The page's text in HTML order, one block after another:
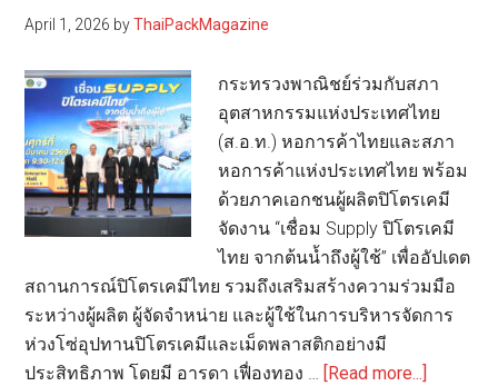
April 1, 2026 byThaiPackMagazine
กระทรวงพาณิชย์ร่วมกับสภา
อุตสาหกรรมแห่งประเทศไทย
(ส.อ.ท.) หอการค้าไทยและสภา
หอการค้าแห่งประเทศไทย พร้อม
ด้วยภาคเอกชนผู้ผลิตปิโตรเคมี
จัดงาน “เชื่อม Supply ปิโตรเคมี
ไทย จากต้นน้ำถึงผู้ใช้” เพื่ออัปเดต
สถานการณ์ปิโตรเคมีไทย รวมถึงเสริมสร้างความร่วมมือ
ระหว่างผู้ผลิต ผู้จัดจำหน่าย และผู้ใช้ในการบริหารจัดการ
ห่วงโซ่อุปทานปิโตรเคมีและเม็ดพลาสติกอย่างมี
ประสิทธิภาพ โดยมี อารดา เฟื่องทอง …
[Read more...]